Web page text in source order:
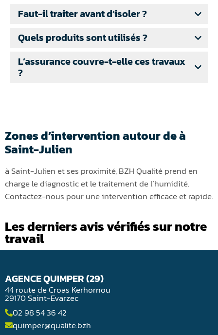
Faut-il traiter avant d’isoler ?
Quels produits sont utilisés ?
L’assurance couvre-t-elle ces travaux
?
Zones d’intervention autour de à
Saint-Julien
à Saint-Julien et ses proximité, BZH Qualité prend en
charge le diagnostic et le traitement de l’humidité.
Contactez-nous pour une intervention efficace et rapide.
Les derniers avis vérifiés sur notre
travail
AGENCE QUIMPER (29)
44 route de Croas Kerhornou
29170 Saint-Evarzec
02 98 54 36 42
quimper@qualite.bzh